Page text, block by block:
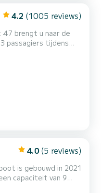
4.2 (1005 reviews)
47 brengt u naar de
4.0 (5 reviews)
is gebouwd in 2021
buitengewone